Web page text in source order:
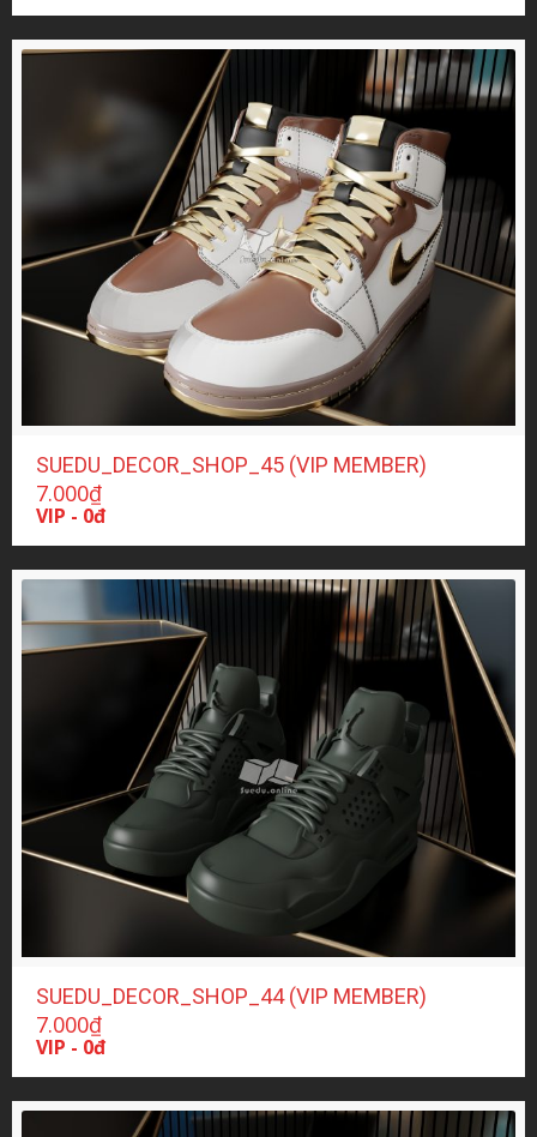
SUEDU_DECOR_SHOP_45 (VIP MEMBER)
7.000₫
VIP - 0đ
SUEDU_DECOR_SHOP_44 (VIP MEMBER)
7.000₫
VIP - 0đ